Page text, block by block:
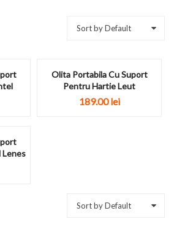
Sort by Default
Olita Portabila Cu Suport
Pentru Hartie Leut
189.00lei
Sort by Default